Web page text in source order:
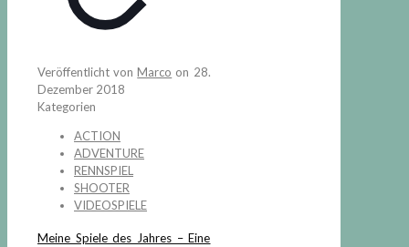
Veröffentlicht vonMarco on 28.
Dezember 2018
Kategorien
ACTION
ADVENTURE
RENNSPIEL
SHOOTER
VIDEOSPIELE
Meine Spiele des Jahres – Eine